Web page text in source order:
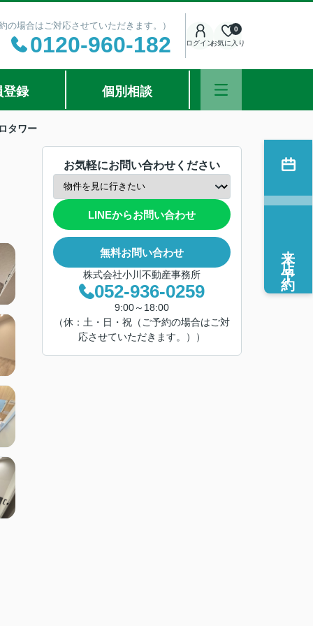
場合はご対応させていただきます。）
0120-960-182 ログインお気に入り
0
登録 個別相談
タワー
お気軽にお問い合わせください
LINEからお問い合わせ
無料お問い合わせ
株式会社小川不動産事務所
052-936-0259
9:00～18:00
（休：土・日・祝（ご予約の場合はご対
応させていただきます。））
来店予約